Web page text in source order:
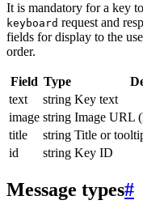
It is mandatory for a key
keyboard request and
fields for display to the
order.
Field Type
text
string Key text
image string Image URL
title
string Title or
id
string Key ID
Message types#